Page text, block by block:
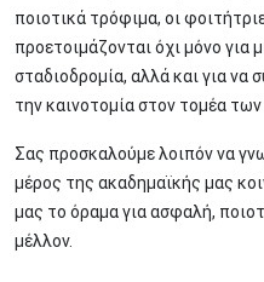
ποιοτικά τρόφιμα, οι
προετοιμάζονται όχι μόνο για
σταδιοδρομία, αλλά και για να
την καινοτομία στον τομέα
Σας προσκαλούμε λοιπόν να
μέρος της ακαδημαϊκής μας
μας το όραμα για ασφαλή,
μέλλον.